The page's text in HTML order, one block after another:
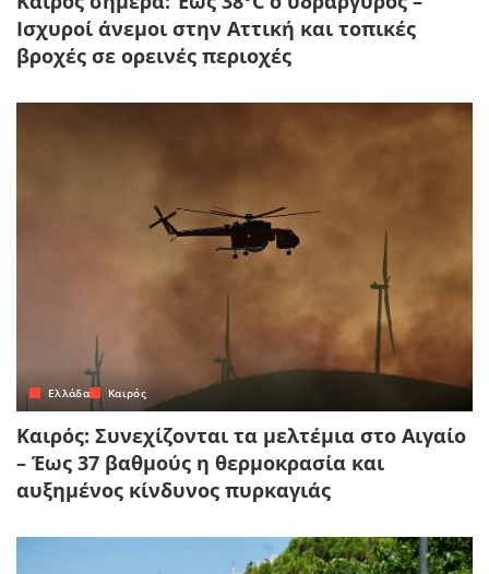
Ισχυροί άνεμοι στην Αττική και τοπικές
βροχές σε ορεινές περιοχές
Ελλάδα Καιρός
Καιρός: Συνεχίζονται τα μελτέμια στο Αιγαίο
– Έως 37 βαθμούς η θερμοκρασία και
αυξημένος κίνδυνος πυρκαγιάς